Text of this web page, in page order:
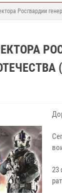
Росгвардии
23